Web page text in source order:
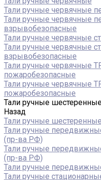
Тали ручные червячные
Тали ручные червячные
взрывобезопасные
Тали ручные червячные
Тали ручные червячные
взрывобезопасные
Тали ручные червячные
пожаробезопасные
Тали ручные червячные
пожаробезопасные
Тали ручные
Назад
Тали ручные шестеренные
Тали ручные
(пр-ва РФ)
Тали ручные
(пр-ва РФ)
Тали ручные
Тали ручные